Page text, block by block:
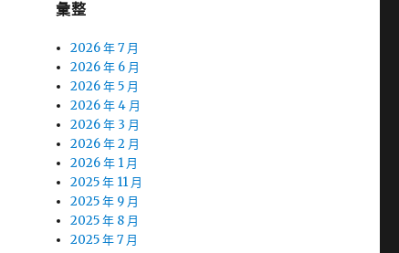
彙整
2026 年 7 月
2026 年 6 月
2026 年 5 月
2026 年 4 月
2026 年 3 月
2026 年 2 月
2026 年 1 月
2025 年 11 月
2025 年 9 月
2025 年 8 月
2025 年 7 月